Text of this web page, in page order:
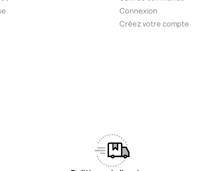
Connexion
Créez votre compte